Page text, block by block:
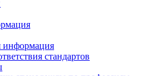
информация
стандартов